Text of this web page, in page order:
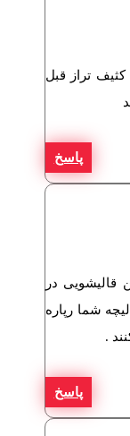
تراز قبل
پاسخ
قالیشویی در
شما رپاره
.
پاسخ